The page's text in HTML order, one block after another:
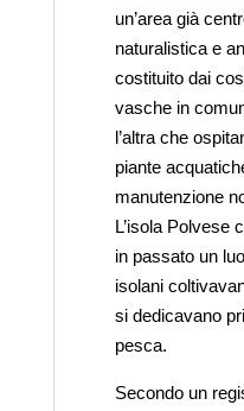
un’area già
naturalistica e
costituito dai
vasche in
l’altra che
piante
manutenzione
L’isola Polvese
in passato un
isolani
si dedicavano
pesca.
Secondo un